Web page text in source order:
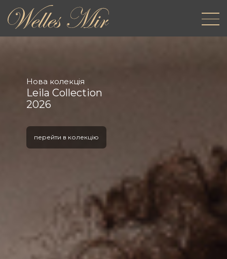
Нова колекція
Leila Collection
2026
перейти в колекцію